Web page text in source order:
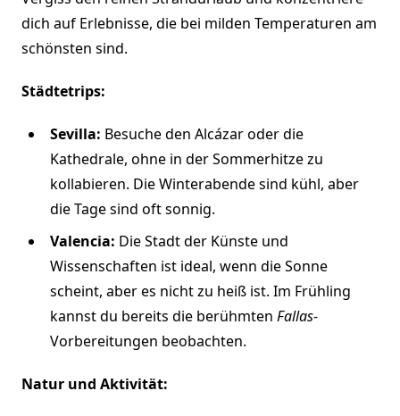
dich auf Erlebnisse, die bei milden Temperaturen am
schönsten sind.
Städtetrips:
Sevilla: Besuche den Alcázar oder die
Kathedrale, ohne in der Sommerhitze zu
kollabieren. Die Winterabende sind kühl, aber
die Tage sind oft sonnig.
Valencia: Die Stadt der Künste und
Wissenschaften ist ideal, wenn die Sonne
scheint, aber es nicht zu heiß ist. Im Frühling
kannst du bereits die berühmten Fallas-
Vorbereitungen beobachten.
Natur und Aktivität: